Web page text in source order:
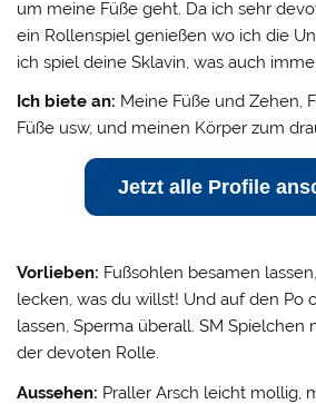
um meine Füße geht. Da ich sehr
ein Rollenspiel genießen wo ich die
ich spiel deine Sklavin, was auch
Ich biete an: Meine Füße und Zehen,
Füße usw, und meinen Körper zum
Jetzt alle Profile
Vorlieben: Fußsohlen besamen
lecken, was du willst! Und auf den Po
lassen, Sperma überall. SM Spielchen
der devoten Rolle.
Aussehen: Praller Arsch leicht mollig,